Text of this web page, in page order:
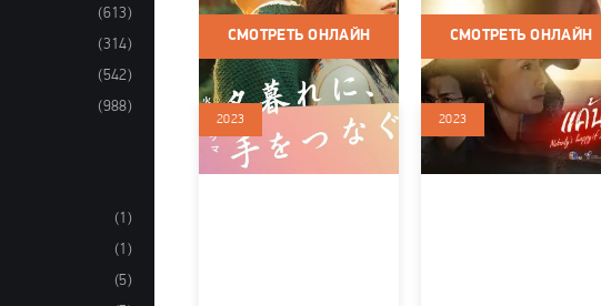
СМОТРЕТЬ ОНЛАЙН СМОТРЕТЬ ОНЛАЙН
2023 2023
(613)
(314)
(542)
(988)
(1)
(1)
(5)